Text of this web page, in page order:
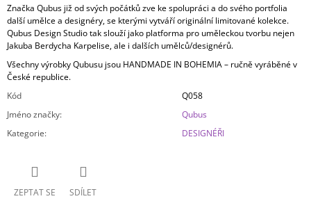
Značka Qubus již od svých počátků zve ke spolupráci a do svého portfolia
další umělce a designéry, se kterými vytváří originální limitované kolekce.
Qubus Design Studio tak slouží jako platforma pro uměleckou tvorbu nejen
Jakuba Berdycha Karpelise, ale i dalších umělců/designérů.
Všechny výrobky Qubusu jsou HANDMADE IN BOHEMIA – ručně vyráběné v
České republice.
Kód
Q058
Jméno značky:
Qubus
Kategorie: DESIGNÉŘI
ZEPTAT SE SDÍLET